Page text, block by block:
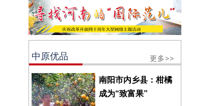
中原优品 更多>>
南阳市内乡县：柑橘
成为“致富果”